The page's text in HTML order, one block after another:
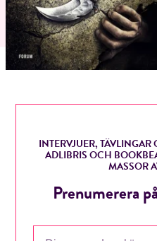
INTERVJUER,
ADLIBRIS OCH
MASSOR
Prenumerera